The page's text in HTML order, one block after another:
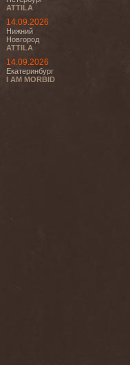
ATTILA
14.09.2026
Нижний
Новгород
ATTILA
14.09.2026
Екатеринбург
I AM MORBID